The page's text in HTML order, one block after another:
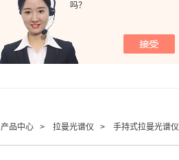
吗？
产品中心 > 拉曼光谱仪 > 手持式拉曼光谱仪